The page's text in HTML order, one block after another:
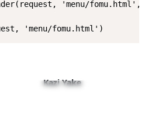
'menu/
Kazi Yake